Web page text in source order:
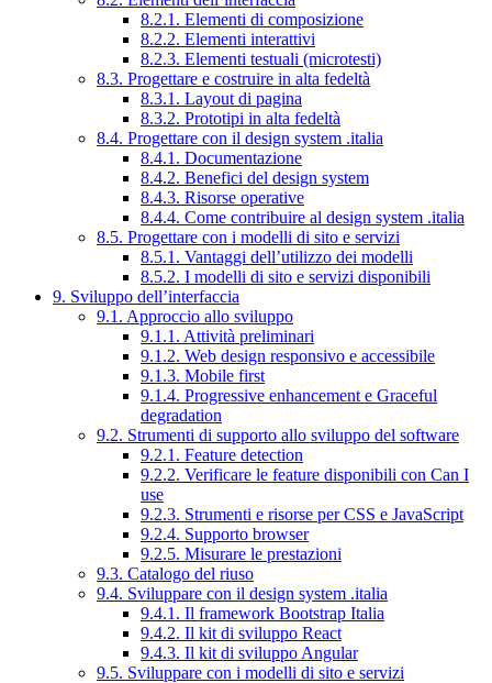
8.2.1. Elementi di composizione
8.2.2. Elementi interattivi
8.2.3. Elementi testuali (microtesti)
8.3. Progettare e costruire in alta fedeltà
8.3.1. Layout di pagina
8.3.2. Prototipi in alta fedeltà
8.4. Progettare con il design system .italia
8.4.1. Documentazione
8.4.2. Benefici del design system
8.4.3. Risorse operative
8.4.4. Come contribuire al design system .italia
8.5. Progettare con i modelli di sito e servizi
8.5.1. Vantaggi dell’utilizzo dei modelli
8.5.2. I modelli di sito e servizi disponibili
9. Sviluppo dell’interfaccia
9.1. Approccio allo sviluppo
9.1.1. Attività preliminari
9.1.2. Web design responsivo e accessibile
9.1.3. Mobile first
9.1.4. Progressive enhancement e Graceful
degradation
9.2. Strumenti di supporto allo sviluppo del software
9.2.1. Feature detection
9.2.2. Verificare le feature disponibili con Can I
use
9.2.3. Strumenti e risorse per CSS e JavaScript
9.2.4. Supporto browser
9.2.5. Misurare le prestazioni
9.3. Catalogo del riuso
9.4. Sviluppare con il design system .italia
9.4.1. Il framework Bootstrap Italia
9.4.2. Il kit di sviluppo React
9.4.3. Il kit di sviluppo Angular
9.5. Sviluppare con i modelli di sito e servizi